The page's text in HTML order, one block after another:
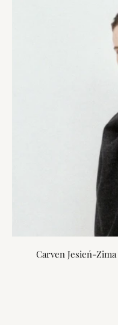
Carven Jesień-